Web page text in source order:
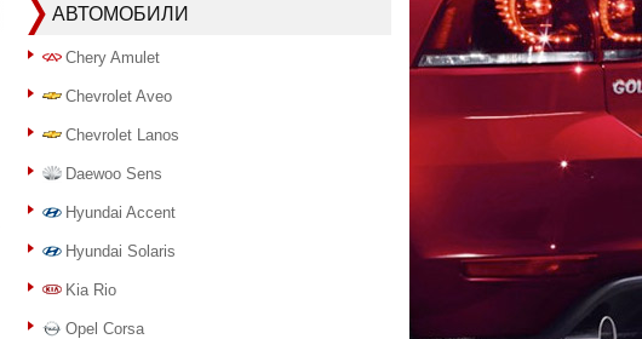
АВТОМОБИЛИ
Chery Amulet
Chevrolet Aveo
Chevrolet Lanos
Daewoo Sens
Hyundai Accent
Hyundai Solaris
Kia Rio
Opel Corsa